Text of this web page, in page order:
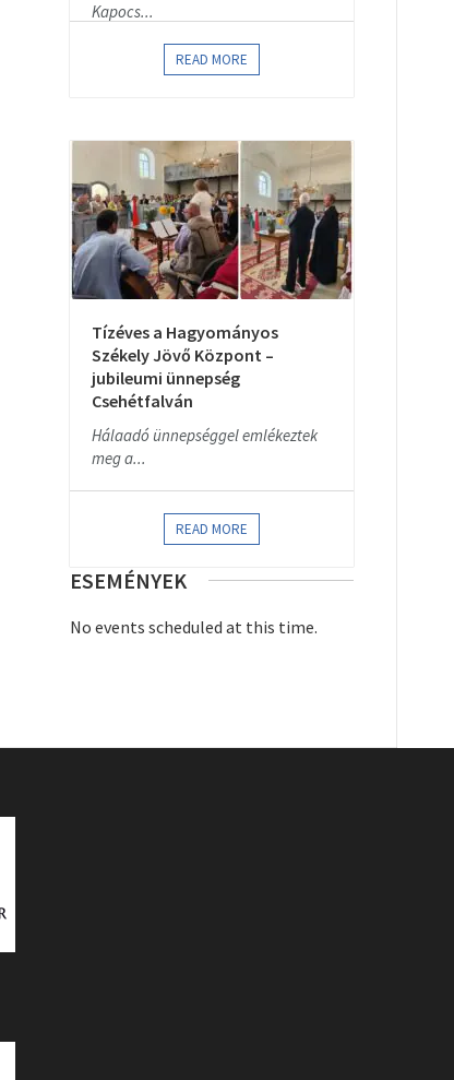
Kapocs...
READ MORE
Tízéves a Hagyományos
Székely Jövő Központ –
jubileumi ünnepség
Csehétfalván
Hálaadó ünnepséggel emlékeztek
meg a...
READ MORE
ESEMÉNYEK
No events scheduled at this time.